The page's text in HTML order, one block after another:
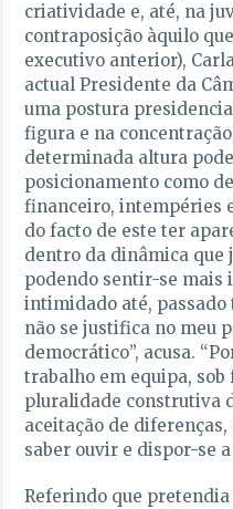
criatividade e, até, na
contraposição àquilo
executivo anterior),
actual Presidente da
uma postura
figura e na concentração
determinada altura
posicionamento como
financeiro, intempéries
do facto de este ter
dentro da dinâmica que
podendo sentir-se mais
intimidado até, passado
não se justifica no meu
democrático”, acusa.
trabalho em equipa,
pluralidade construtiva
aceitação de
saber ouvir e dispor-se
Referindo que